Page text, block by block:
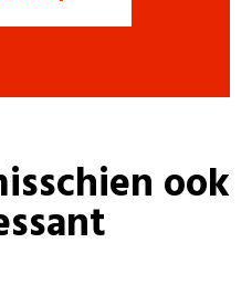
ook